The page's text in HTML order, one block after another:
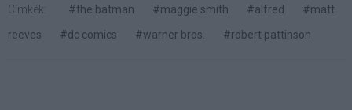
Címkék: #the batman #maggie smith #alfred
#matt
reeves
#dc comics #warner bros. #robert pattinson